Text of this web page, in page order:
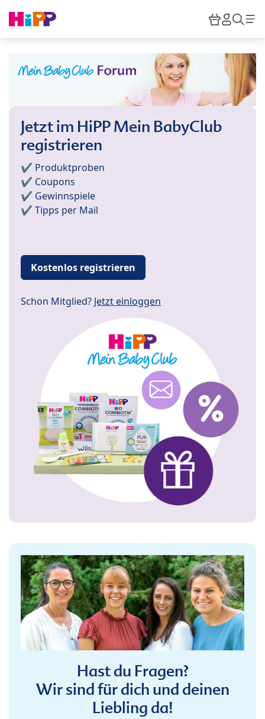
HiPP
Jetzt im HiPP Mein BabyClub
registrieren
✔️ Produktproben
✔️ Coupons
✔️ Gewinnspiele
✔️ Tipps per Mail
Kostenlos registrieren
Schon Mitglied? Jetzt einloggen
Hast du Fragen?
Wir sind für dich und deinen
Liebling da!